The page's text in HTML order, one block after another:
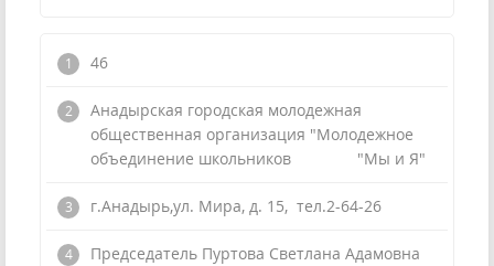
46
Анадырская городская молодежная
общественная организация "Молодежное
объединение школьников "Мы и Я"
г.Анадырь,ул. Мира, д. 15, тел.2-64-26
Председатель Пуртова Светлана Адамовна